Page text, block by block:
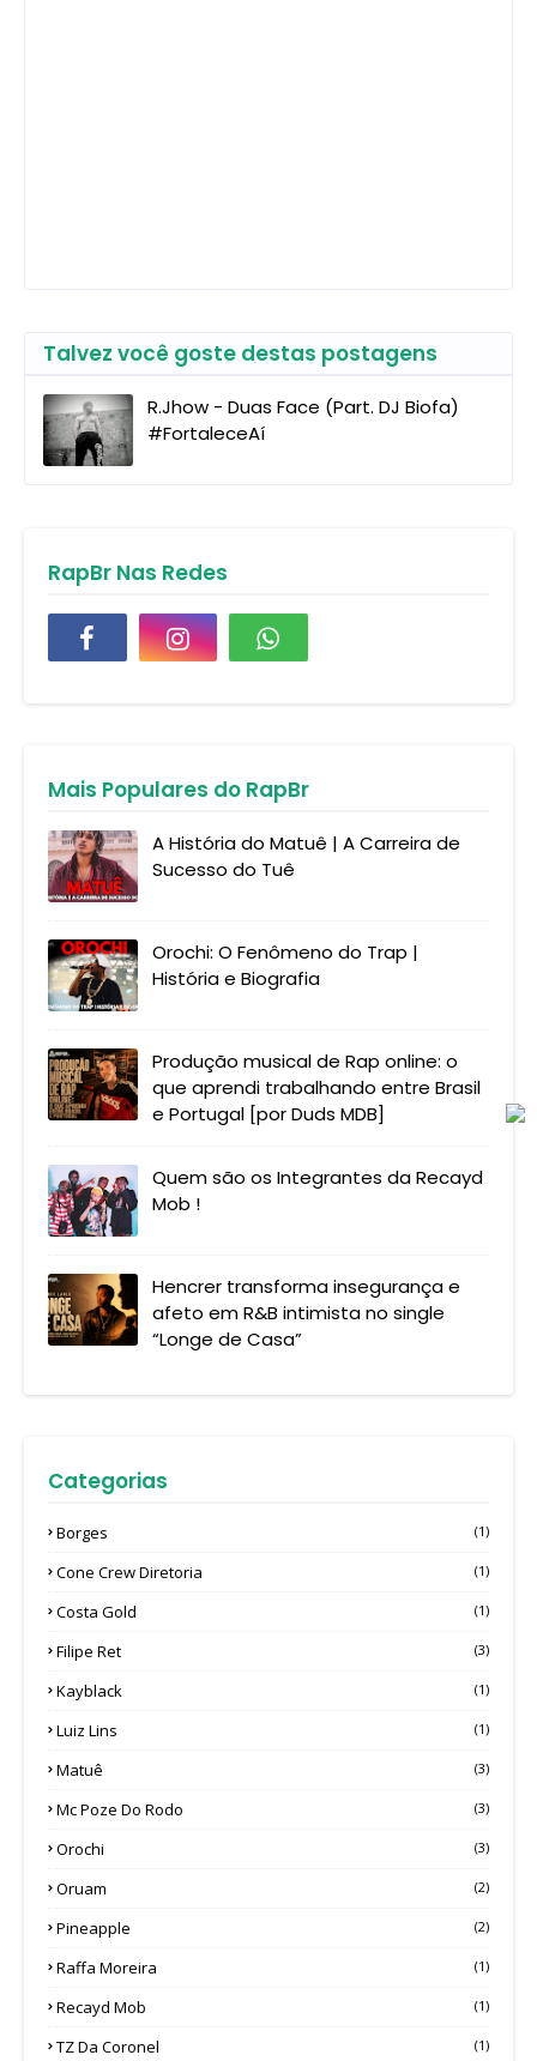
Talvez você goste destas postagens
R.Jhow - Duas Face (Part. DJ Biofa)
#FortaleceAí
RapBr Nas Redes
Mais Populares do RapBr
A História do Matuê | A Carreira de
Sucesso do Tuê
Orochi: O Fenômeno do Trap |
História e Biografia
Produção musical de Rap online: o
que aprendi trabalhando entre Brasil
e Portugal [por Duds MDB]
Quem são os Integrantes da Recayd
Mob !
Hencrer transforma insegurança e
afeto em R&B intimista no single
“Longe de Casa”
Categorias
Borges (1)
Cone Crew Diretoria (1)
Costa Gold (1)
Filipe Ret (3)
Kayblack (1)
Luiz Lins (1)
Matuê (3)
Mc Poze Do Rodo (3)
Orochi (3)
Oruam (2)
Pineapple (2)
Raffa Moreira (1)
Recayd Mob (1)
TZ Da Coronel (1)